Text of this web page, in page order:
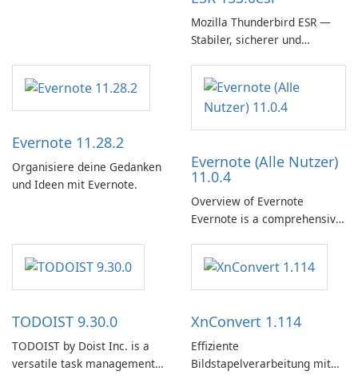
Mozilla Thunderbird ESR —
Stabiler, sicherer und
Mail-Client
Evernote 11.28.2
Organisiere deine Gedanken
und Ideen mit Evernote.
Evernote (Alle Nutzer)
11.0.4
Overview of Evernote
Evernote is a comprehensive
software designed to help
users capture, organize, and
access information across
TODOIST 9.30.0
TODOIST by Doist Inc. is a
versatile task management
XnConvert 1.114
Effiziente
Bildstapelverarbeitung mit